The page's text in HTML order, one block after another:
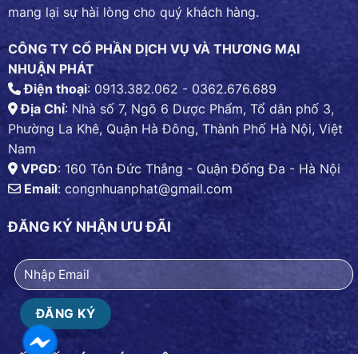
mang lại sự hài lòng cho quý khách hàng.
CÔNG TY CỔ PHẦN DỊCH VỤ VÀ THƯƠNG MẠI
NHUẬN PHÁT
Điện thoại: 0913.382.062 - 0362.676.689
Địa Chỉ: Nhà số 7, Ngõ 6 Dược Phẩm, Tổ dân phố 3,
Phường La Khê, Quận Hà Đông, Thành Phố Hà Nội, Việt
Nam
VPGD: 160 Tôn Đức Thắng - Quận Đống Đa - Hà Nội
Email: congnhuanphat@gmail.com
ĐĂNG KÝ NHẬN ƯU ĐÃI